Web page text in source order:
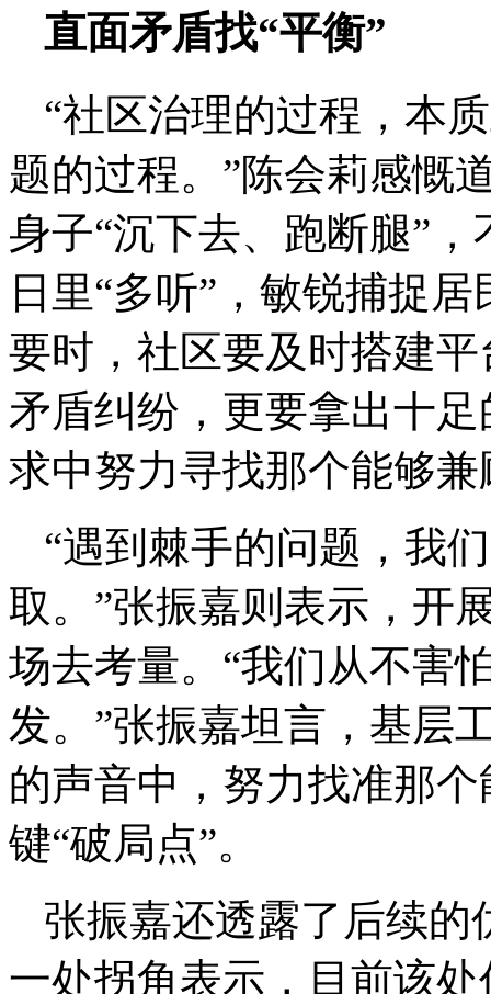
直面矛盾找“平衡”
“社区治理的过程，本
题的过程。”陈会莉感慨
身子“沉下去、跑断腿”
日里“多听”，敏锐捕捉
要时，社区要及时搭建
矛盾纠纷，更要拿出十
求中努力寻找那个能够
“遇到棘手的问题，我
取。”张振嘉则表示，开
场去考量。“我们从不害
发。”张振嘉坦言，基层
的声音中，努力找准那
键“破局点”。
张振嘉还透露了后续的
一处拐角表示，目前该